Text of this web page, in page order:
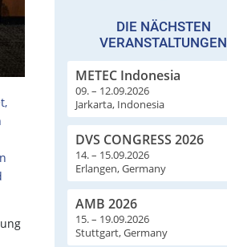
DIE NÄCHSTEN
VERANSTALTUNGEN
METEC Indonesia
09. – 12.09.2026
Jarkarta, Indonesia
DVS CONGRESS 2026
14. – 15.09.2026
Erlangen, Germany
AMB 2026
15. – 19.09.2026
Stuttgart, Germany